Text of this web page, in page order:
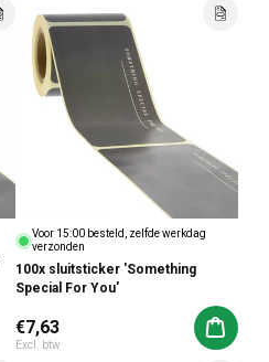
Voor 15:00 besteld, zelfde werkdag
verzonden
100x sluitsticker 'Something
Special For You'
Normale prijs
€7,63
Excl. btw
Aan